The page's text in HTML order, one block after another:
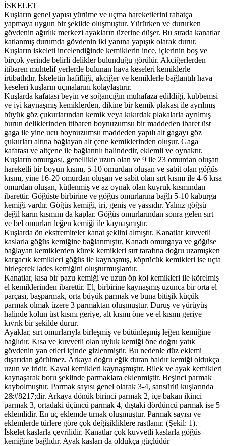
İSKELET
Kuşların genel yapısı yürüme ve uçma hareketlerini rahatça
yapmaya uygun bir şekilde oluşmuştur. Yürürken ve dururken
gövdenin ağırlık merkezi ayakların üzerine düşer. Bu sırada kanatlar
katlanmış durumda gövdenin iki yanına yapışık olarak durur.
Kuşların iskeleti incelendiğinde kemiklerin ince, içlerinin boş ve
birçok yerinde belirli delikler bulunduğu görülür. Akciğerlerden
itibaren muhtelif yerlerde bulunan hava keseleri kemiklerle
irtibatlıdır. İskeletin hafifliği, akciğer ve kemiklerle bağlantılı hava
keseleri kuşların uçmalarını kolaylaştırır.
Kuşlarda kafatası beyin ve soğancığın muhafaza edildiği, kubbemsi
ve iyi kaynaşmış kemiklerden, dikine bir kemik plakası ile ayrılmış
büyük göz çukurlarından kemik veya kıkırdak plakalarla ayrılmış
burun deliklerinden itibaren boynuzumsu bir maddeden ibaret üst
gaga ile yine ucu boynuzumsu maddeden yapılı alt gagayı göz
çukurları altına bağlayan alt çene kemiklerinden oluşur. Gaga
kafatası ve altçene ile bağlantılı halindedir, eklemli ve oynaktır.
Kuşların omurgası, genellikle uzun olan ve 9 ile 23 omurdan oluşan
hareketli bir boyun kısmı, 5-10 omurdan oluşan ve sabit olan göğüs
kısmı, yine 16-20 omurdan oluşan ve sabit olan sırt kısmı ile 4-6 kısa
omurdan oluşan, kütlenmiş ve az oynak olan kuyruk kısmından
ibarettir. Göğüste birbirine ve göğüs omurlarına bağlı 5-10 kaburga
kemiği vardır. Göğüs kemiği, iri, geniş ve yassıdır. Yalnız göğsü
değil karın kısmını da kaplar. Göğüs omurlarından sonra gelen sırt
ve bel omurları leğen kemiği ile kaynaşmıştır.
Kuşlarda ön ekstremiteler kanat şeklini almıştır. Kanatlar kuvvetli
kaslarla göğüs kemiğine bağlanmıştır. Kanadı omurgaya ve göğüse
bağlayan kemiklerden kürek kemikleri sırt tarafına doğru uzamışken
kargacık kemikleri göğüs ile kaynaşmış, köprücük kemikleri ise uçta
birleşerek lades kemiğini oluşturmuşlardır.
Kanatlar, kısa bir pazu kemiği ve uzun ön kol kemikleri ile körelmiş
el kemiklerinden ibarettir. El, birbirine kaynaşmış uzunca bir orta el
parçası, başparmak, orta büyük parmak ve buna bitişik küçük
parmak olmak üzere 3 parmaktan oluşmuştur. Duruş ve yürüyüş
halinde kolun üst kısmı geriye, alt kısmı öne ve el kısmı geriye
kıvrık bir şekilde durur.
Ayaklar, sırt omurlarıyla birleşmiş ve bütünleşmiş leğen kemiğine
bağlıdır. Kısa ve kuvvetli olan uyluk kemiği öne doğru yatık
gövdenin yan etleri içinde gizlenmiştir. Bu nedenle düz eklemi
dışarıdan görülmez. Arkaya doğru eğik duran baldır kemiği oldukça
uzun ve iridir. Kaval kemikleri kaynaşmıştır. Bilek ve ayak kemikleri
kaynaşarak boru şeklinde parmaklara eklenmiştir. Beşinci parmak
kaybolmuştur. Parmak sayısı genel olarak 3-4, sansürlü kuşlarında
2&#8217;dir. Arkaya dönük birinci parmak 2, içe bakan ikinci
parmak 3, ortadaki üçüncü parmak 4, dıştaki dördüncü parmak ise 5
eklemlidir. En uç eklemde tırnak oluşmuştur. Parmak sayısı ve
eklemlerde türlere göre çok değişikliklere rastlanır. (Şekil: 1).
İskelet kaslarla çevrilidir. Kanatlar çok kuvvetli kaslarla göğüs
kemiğine bağlıdır. Ayak kasları da oldukça güçlüdür